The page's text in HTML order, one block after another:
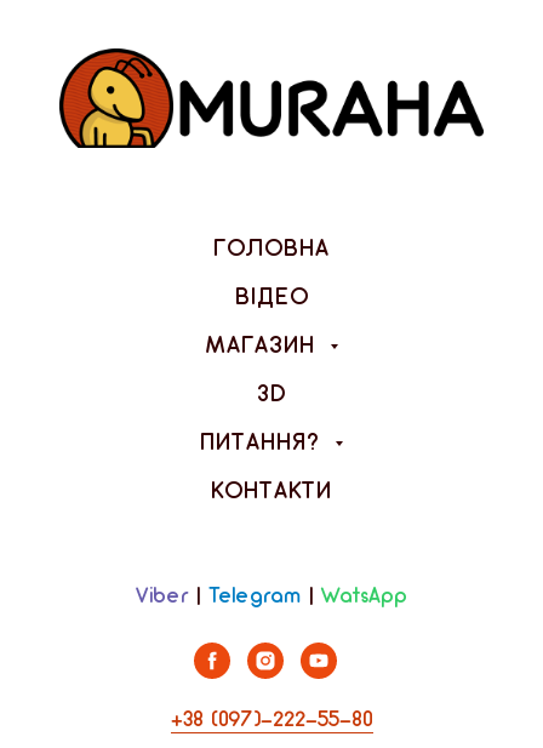
ГОЛОВНА
ВІДЕО
МАГАЗИН
3D
ПИТАННЯ?
КОНТАКТИ
Viber| Telegram WatsApp
+38 (097)-222-55-80